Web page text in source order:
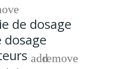
de dosage
dosage
addremove